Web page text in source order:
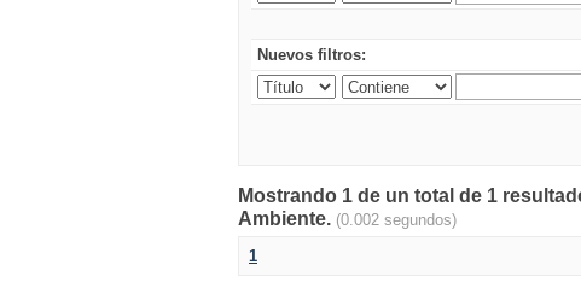
Nuevos filtros:
Mostrando 1 de un total de 1
Ambiente. (0.002 segundos)
1